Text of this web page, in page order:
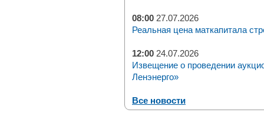
08:00 27.07.2026
Реальная цена маткапитала
12:00 24.07.2026
Извещение о проведении
Ленэнерго»
Все новости